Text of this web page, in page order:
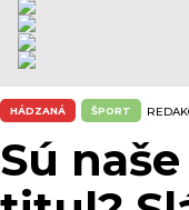
HÁDZANÁ ŠPORT
Sú